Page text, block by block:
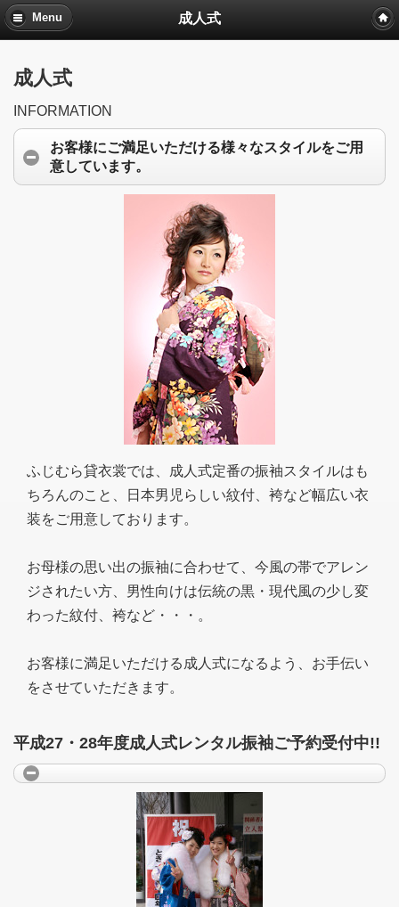
Menu 成人式
成人式
INFORMATION
お客様にご満足いただける様々なスタイルをご用
意しています。
ふじむら貸衣裳では、成人式定番の振袖スタイルはも
ちろんのこと、日本男児らしい紋付、袴など幅広い衣
装をご用意しております。
お母様の思い出の振袖に合わせて、今風の帯でアレン
ジされたい方、男性向けは伝統の黒・現代風の少し変
わった紋付、袴など・・・。
お客様に満足いただける成人式になるよう、お手伝い
をさせていただきます。
平成27・28年度成人式レンタル振袖ご予約受付中!!